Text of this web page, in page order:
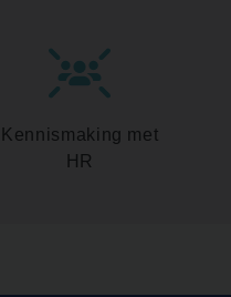
Kennismaking met
HR